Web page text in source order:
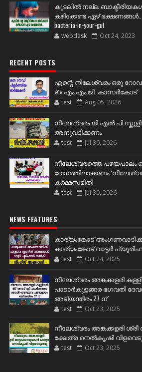
കുടലിൽ നല്ല
കഴിക്കേണ്ട ഏഴ് ഭക്ഷണങ്ങള്‍... 7-
bacteria-in-your-gut
webdesk Oct 24, 2023
RECENT POSTS
എന്റെ നീലേശ്വരം:ഒരു
✍️ എം.എം.ജി. കാസർകോട്
test Aug 05, 2026
നീലേശ്വരം ജി എൽ പി
അനുവദിക്കണം
test Jul 30, 2026
നീലേശ്വരത്തെ പഴയപാലം
വേഗത്തിലാക്കണം
കർമ്മസമിതി
test Jul 30, 2026
NEWS FEATURES
കാര്യംങ്കോട്
കാര്യംങ്കോട് വാട്ടർ
test Oct 24, 2025
നീലേശ്വരം അങ്കക്കളരി
പാടാർകുളങ്ങര ഭഗവതി
അടിയന്തിരം 27 ന്
test Oct 23, 2025
നീലേശ്വരം അങ്കക്കളരി
ക്ഷേത്ര നെൽകൃഷി
test Oct 23, 2025